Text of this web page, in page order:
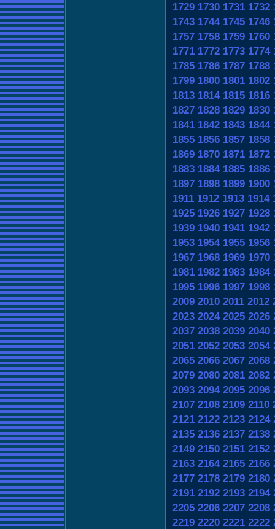
1729 1730 1731 1732
1743 1744 1745 1746
1757 1758 1759 1760
1771 1772 1773 1774
1785 1786 1787 1788
1799 1800 1801 1802
1813 1814 1815 1816
1827 1828 1829 1830
1841 1842 1843 1844
1855 1856 1857 1858
1869 1870 1871 1872
1883 1884 1885 1886
1897 1898 1899 1900
1911 1912 1913 1914
1925 1926 1927 1928
1939 1940 1941 1942
1953 1954 1955 1956
1967 1968 1969 1970
1981 1982 1983 1984
1995 1996 1997 1998
2009 2010 2011 2012
2023 2024 2025 2026
2037 2038 2039 2040
2051 2052 2053 2054
2065 2066 2067 2068
2079 2080 2081 2082
2093 2094 2095 2096
2107 2108 2109 2110
2121 2122 2123 2124
2135 2136 2137 2138
2149 2150 2151 2152
2163 2164 2165 2166
2177 2178 2179 2180
2191 2192 2193 2194
2205 2206 2207 2208
2219 2220 2221 2222